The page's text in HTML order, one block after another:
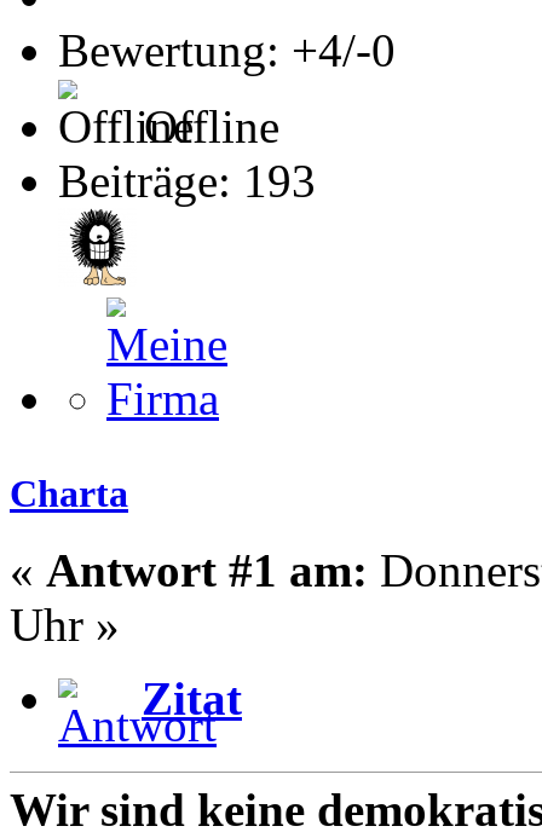
Bewertung: +4/-0
Offline
Beiträge: 193
Charta
« Antwort #1 am:
Uhr »
Zitat
Wir sind keine